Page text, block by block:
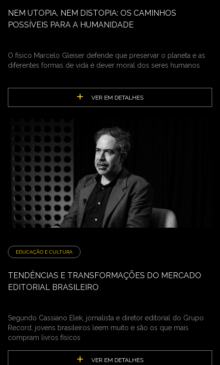
NEM UTOPIA, NEM DISTOPIA: OS CAMINHOS
POSSÍVEIS PARA A HUMANIDADE
O físico Marcelo Gleiser defende que preservar o planeta e as
diferentes formas de vida é dever moral dos seres humanos
VER EM DETALHES
EDUCAÇÃO E CULTURA
TENDÊNCIAS E TRANSFORMAÇÕES DO MERCADO
EDITORIAL BRASILEIRO
Segundo Cassiano Elek, jornalista e diretor editorial do Grupo
Record, jovens brasileiros leem muito e são os que mais
compram livros físicos
VER EM DETALHES